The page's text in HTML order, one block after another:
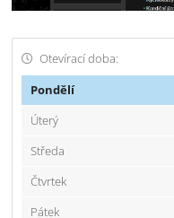
Otevírací doba:
Pondělí
Úterý
Středa
Čtvrtek
Pátek